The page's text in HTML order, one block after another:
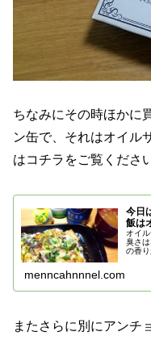
ちなみにその時ほかに
ン缶で、それはオイル
はコチラをご覧くださ
今日
飯は
オイ
臭さ
の香
menncahnnnel.com
またさらに別にアンチ